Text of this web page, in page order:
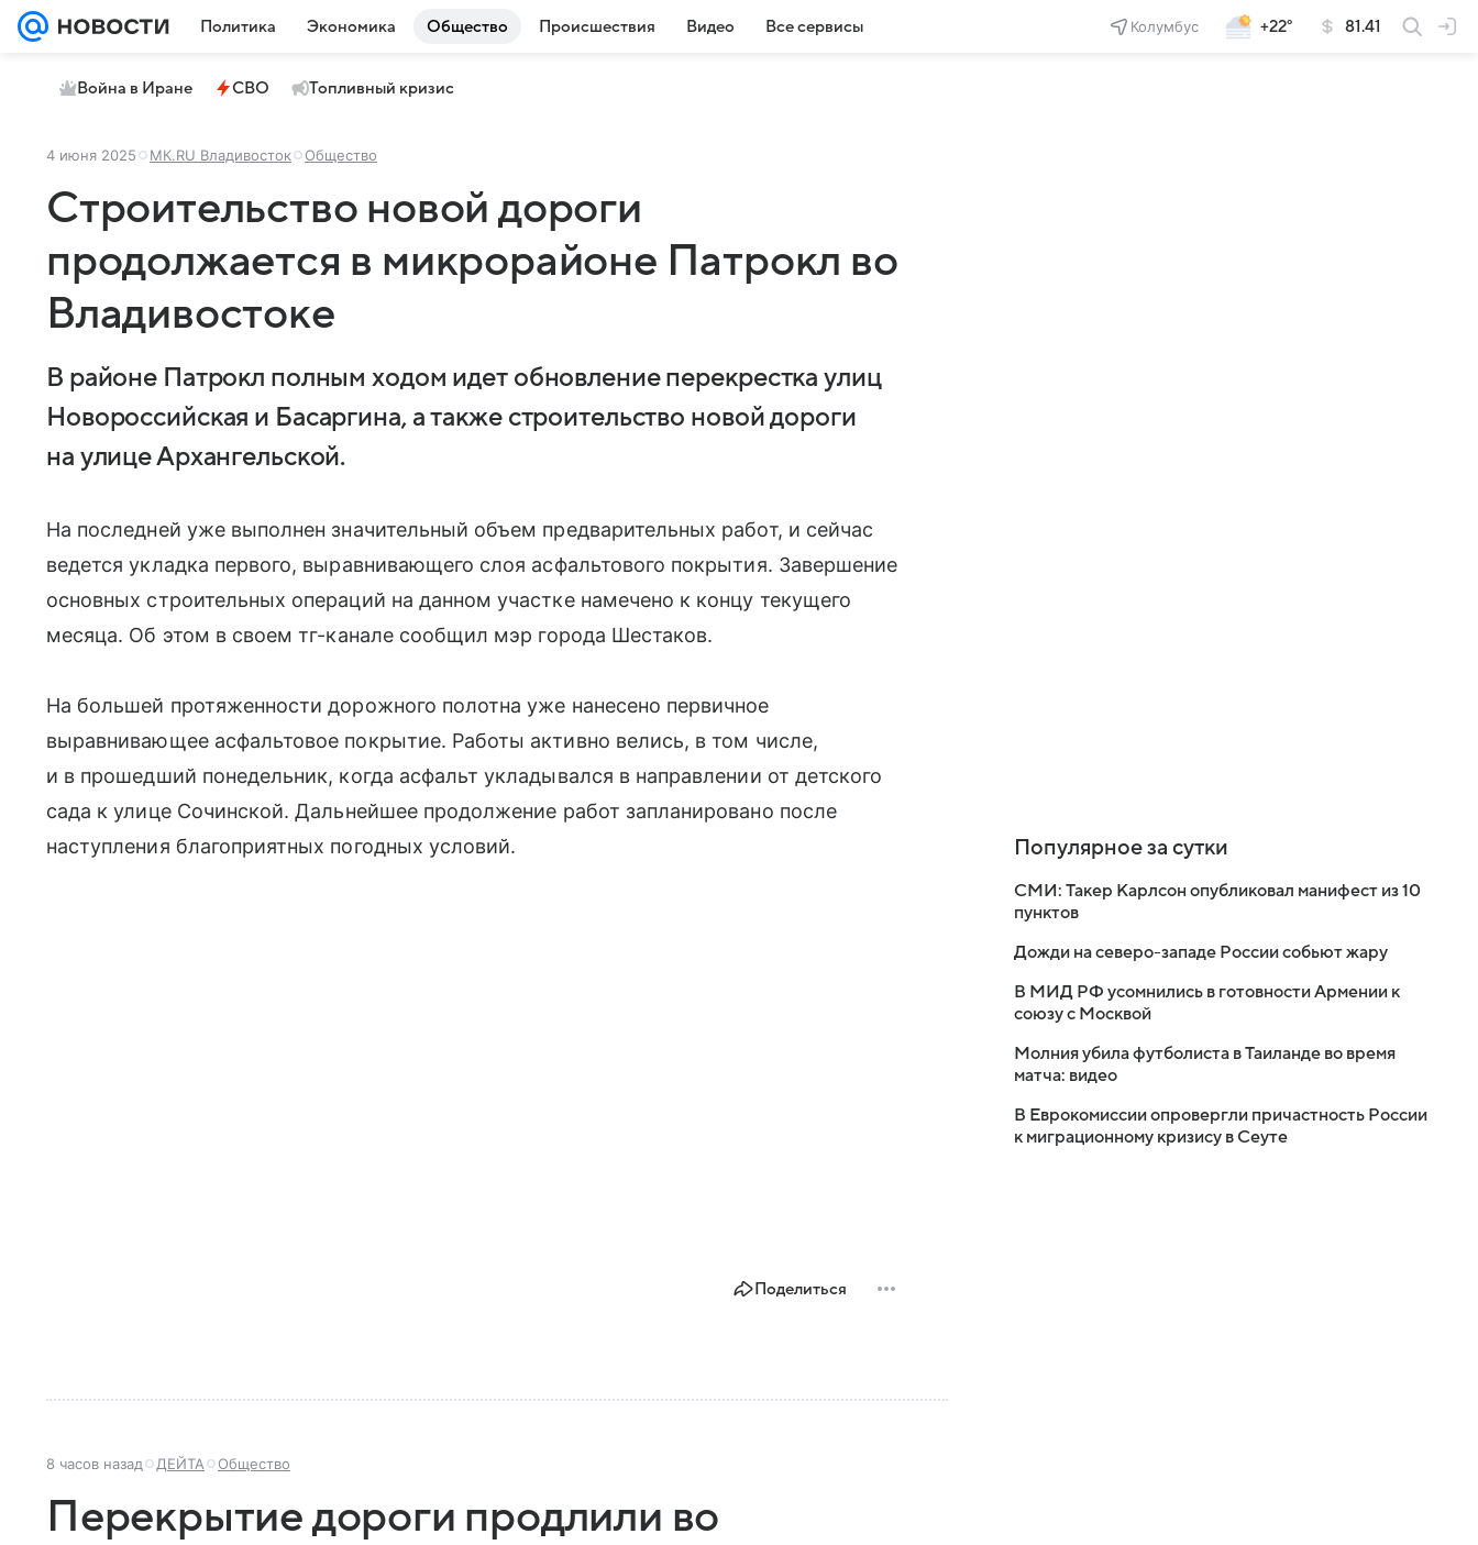
Политика Экономика Общество Происшествия Видео Все сервисы Колумбус +22° 81.41
Война в Иране СВО Топливный кризис
4 июня 2025 МК.RU Владивосток Общество
Строительство новой дороги
продолжается в микрорайоне Патрокл во
Владивостоке
В районе Патрокл полным ходом идет обновление перекрестка улиц
Новороссийская и Басаргина, а также строительство новой дороги
на улице Архангельской.
На последней уже выполнен значительный объем предварительных работ, и сейчас
ведется укладка первого, выравнивающего слоя асфальтового покрытия. Завершение
основных строительных операций на данном участке намечено к концу текущего
месяца. Об этом в своем тг-канале сообщил мэр города Шестаков.
На большей протяженности дорожного полотна уже нанесено первичное
выравнивающее асфальтовое покрытие. Работы активно велись, в том числе,
и в прошедший понедельник, когда асфальт укладывался в направлении от детского
сада к улице Сочинской. Дальнейшее продолжение работ запланировано после
наступления благоприятных погодных условий.
Поделиться
8 часов назад ДЕЙТА Общество
Перекрытие дороги продлили во
Популярное за сутки
СМИ: Такер Карлсон опубликовал манифест из 10
пунктов
Дожди на северо-западе России собьют жару
В МИД РФ усомнились в готовности Армении к
союзу с Москвой
Молния убила футболиста в Таиланде во время
матча: видео
В Еврокомиссии опровергли причастность России
к миграционному кризису в Сеуте